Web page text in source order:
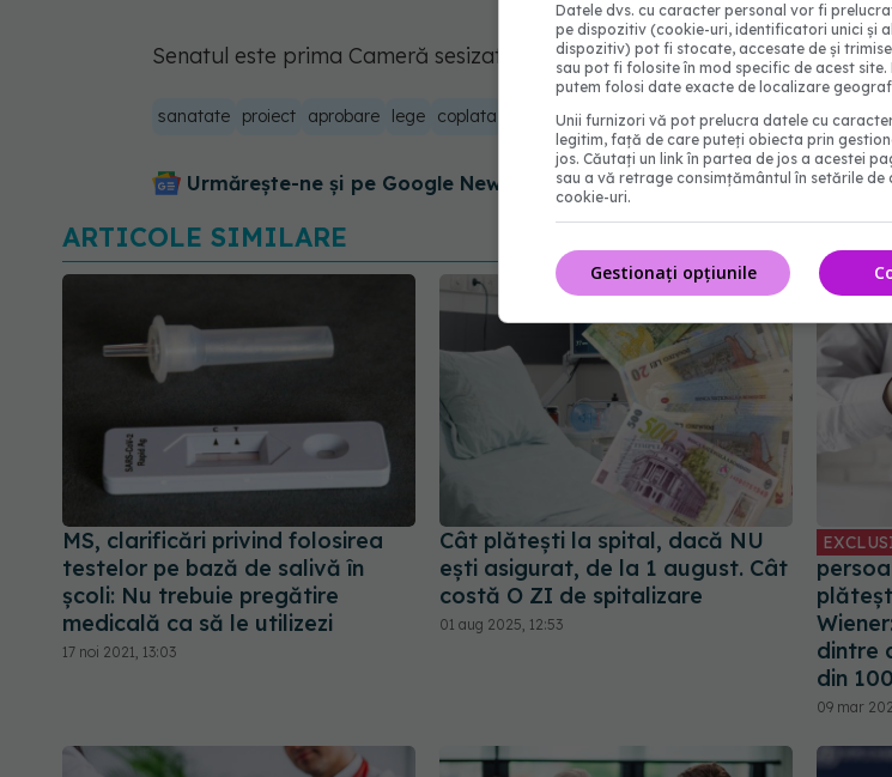
Senatul este prima Cameră sesizată.
sanatate proiect aprobare lege coplata amanare sistem privat
Urmărește-ne și pe Google News - abonează‑te!
ARTICOLE SIMILARE
MS, clarificări privind folosirea
testelor pe bază de salivă în
școli: Nu trebuie pregătire
medicală ca să le utilizezi
17 noi 2021, 13:03
Cât plătești la spital, dacă NU
ești asigurat, de la 1 august. Cât
costă O ZI de spitalizare
01 aug 2025, 12:53
dintre
din
09 mar
Datele dvs. cu caracter personal vor fi
pe dispozitiv (cookie-uri, identificatori unici și
dispozitiv) pot fi stocate, accesate de și
sau pot fi folosite în mod specific de acest
putem folosi date exacte de localizare
Unii furnizori vă pot prelucra datele cu
legitim, față de care puteți obiecta prin
jos. Căutați un link în partea de jos a acestei
sau a vă retrage consimțământul în setările
cookie-uri.
Gestionați opțiunile